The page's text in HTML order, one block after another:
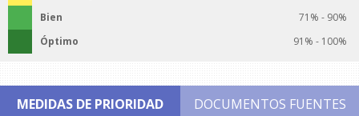
Bien
71% - 90%
Óptimo
91% - 100%
MEDIDAS DE PRIORIDAD DOCUMENTOS FUENTES